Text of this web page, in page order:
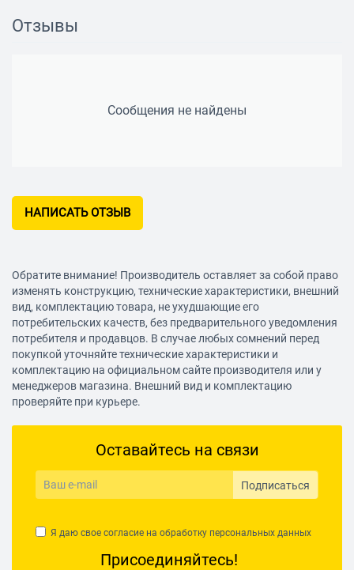
Отзывы
Сообщения не найдены
НАПИСАТЬ ОТЗЫВ
Обратите внимание! Производитель оставляет за собой право
изменять конструкцию, технические характеристики, внешний
вид, комплектацию товара, не ухудшающие его
потребительских качеств, без предварительного уведомления
потребителя и продавцов. В случае любых сомнений перед
покупкой уточняйте технические характеристики и
комплектацию на официальном сайте производителя или у
менеджеров магазина. Внешний вид и комплектацию
проверяйте при курьере.
Оставайтесь на связи
Подписаться
Я даю свое согласие на обработку персональных данных
Присоединяйтесь!